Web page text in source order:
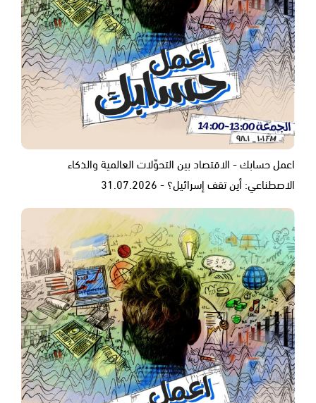
اعمل حسابك - الاقتصاد بين التحوّلات العالمية والذكاء
الاصطناعي: أين تقف إسرائيل؟ - 31.07.2026